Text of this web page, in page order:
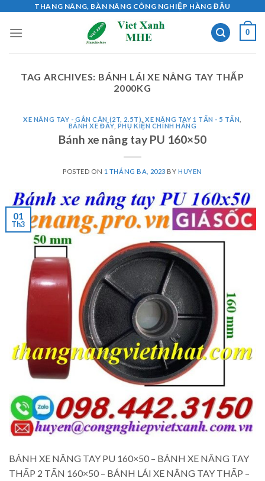
content
THANG NÂNG, BÀN NÂNG CÔNG NGHIỆP HÀNG ĐẦU
0
TAG ARCHIVES: BÁNH LÁI XE NÂNG TAY THẤP
2000KG
XE NÂNG TAY - GẮN CÂN (2T, 2.5T) ,XE NÂNG TAY 1 TẤN - 5 TẤN
BÁNH XE ĐẨY, PHỤ KIỆN CHÍNH HÃNG
Bánh xe nâng tay PU 160×50
POSTED ON 1 THÁNG BA, 2023 BY HUYEN
01
Th3
BÁNH XE NÂNG TAY PU 160×50 – BÁNH XE NÂNG TAY
THẤP 2 TẤN 160×50 – BÁNH LÁI XE NÂNG TAY THẤP –